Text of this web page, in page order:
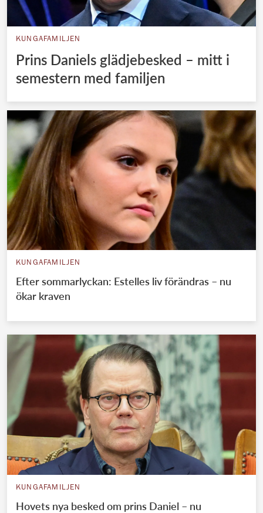
KUNGAFAMILJEN
Prins Daniels glädjebesked – mitt i
semestern med familjen
KUNGAFAMILJEN
Efter sommarlyckan: Estelles liv förändras – nu
ökar kraven
KUNGAFAMILJEN
Hovets nya besked om prins Daniel – nu